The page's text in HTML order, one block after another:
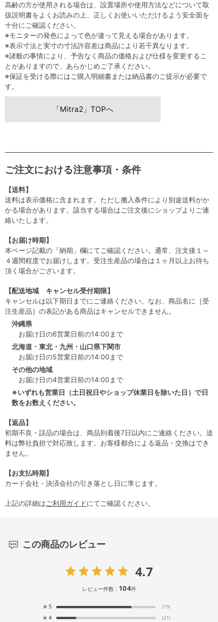
高齢の方が使用される場合は、設置場所や使用方法などについて取
扱説明書をよくお読みの上、正しくお使いいただけるよう安全面を
十分にご確認ください。
※モニターの発色によって色が違って見える場合があります。
※表示寸法と実寸の寸法許容差は商品により若干異なります。
※諸般の事情により、予告なく商品の価格および仕様を変更するこ
とがありますので、あらかじめご了承ください。
※保証を受ける際にはご購入明細書または納品書のご提示が必要で
す。
「Mitra2」TOPへ
ご注文における注意事項・条件
【送料】
送料は表示価格に含まれます。ただし搬入条件により別途送料がか
かる場合があります。該当する場合はご注文後にショップよりご連
絡いたします。
【お届け時期】
本ページ記載の「納期」欄にてご確認ください。通常、注文後１～
４週間程度でお届けします。受注生産品の場合は１ヶ月以上お待ち
頂く場合がございます。
【配送地域 キャンセル受付期限】
キャンセルは以下期日までにご連絡ください。なお、商品名に［受
注生産品］の表記がある商品はキャンセルできません。
沖縄県
お届け日の6営業日前の14:00まで
北海道・東北・九州・山口県下関市
お届け日の5営業日前の14:00まで
その他の地域
お届け日の4営業日前の14:00まで
※いずれも営業日（土日祝日やショップ休業日を除いた日）で日
数をお数えください。
【返品】
初期不良・誤品の場合は、商品到着後7日以内にご連絡ください。送
料は弊社負担で対応致します。お客様都合による返品・交換はでき
ません。
【お支払時期】
カード会社・決済会社の引き落とし日に準じます。
上記の詳細はご利用ガイドにてご確認ください。
この商品のレビュー
4.7
レビュー件数： 104件
★ 5 (79)
★ 4 (21)